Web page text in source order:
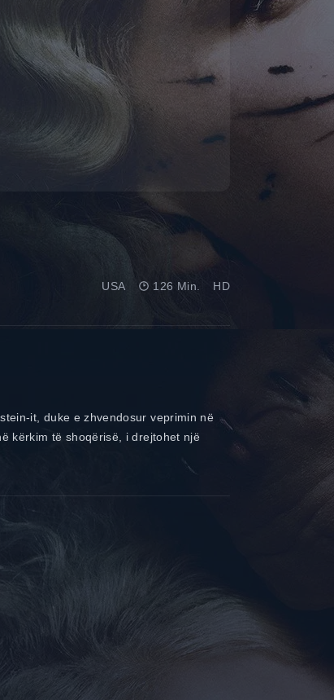
USA 126 Min. HD
it, duke e zhvendosur veprimin në
kërkim të shoqërisë, i drejtohet një